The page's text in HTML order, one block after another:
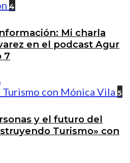
4
Mi charla
en el podcast Agur
7
5
y el futuro del
Turismo» con